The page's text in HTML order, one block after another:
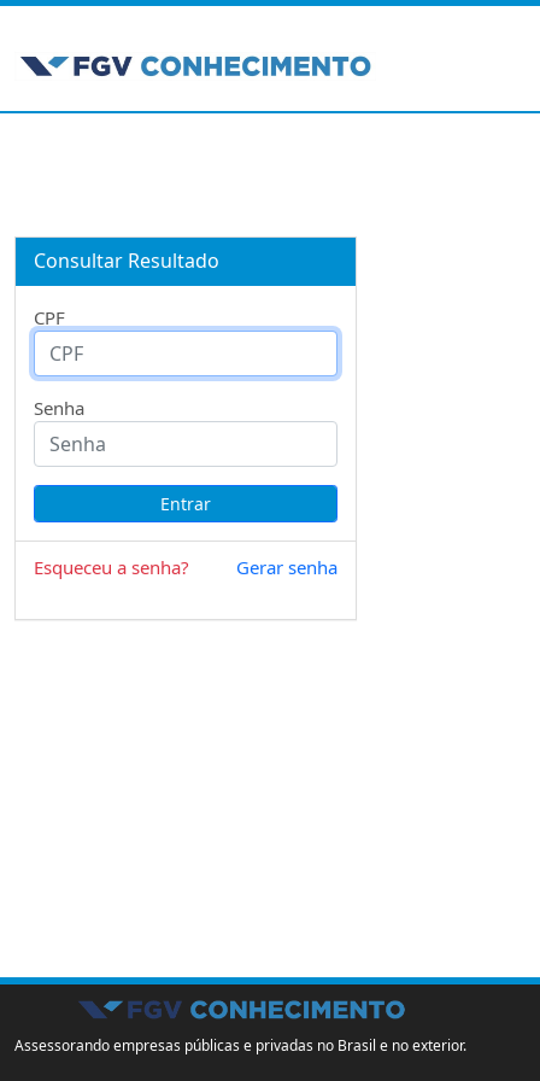
Consultar Resultado
CPF
Senha
Esqueceu a senha? Gerar senha
Assessorando empresas públicas e privadas no Brasil e no exterior.